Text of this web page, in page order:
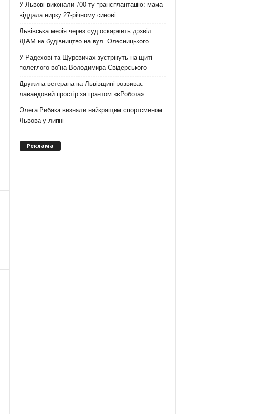
У Львові виконали 700-ту трансплантацію: мама
віддала нирку 27-річному синові
Львівська мерія через суд оскаржить дозвіл
ДІАМ на будівництво на вул. Олесницького
У Радехові та Щуровичах зустрінуть на щиті
полеглого воїна Володимира Свідерського
Дружина ветерана на Львівщині розвиває
лавандовий простір за грантом «єРобота»
Олега Рибака визнали найкращим спортсменом
Львова у липні
Реклама